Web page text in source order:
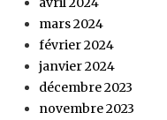
mars 2024
février 2024
janvier 2024
décembre 2023
novembre 2023